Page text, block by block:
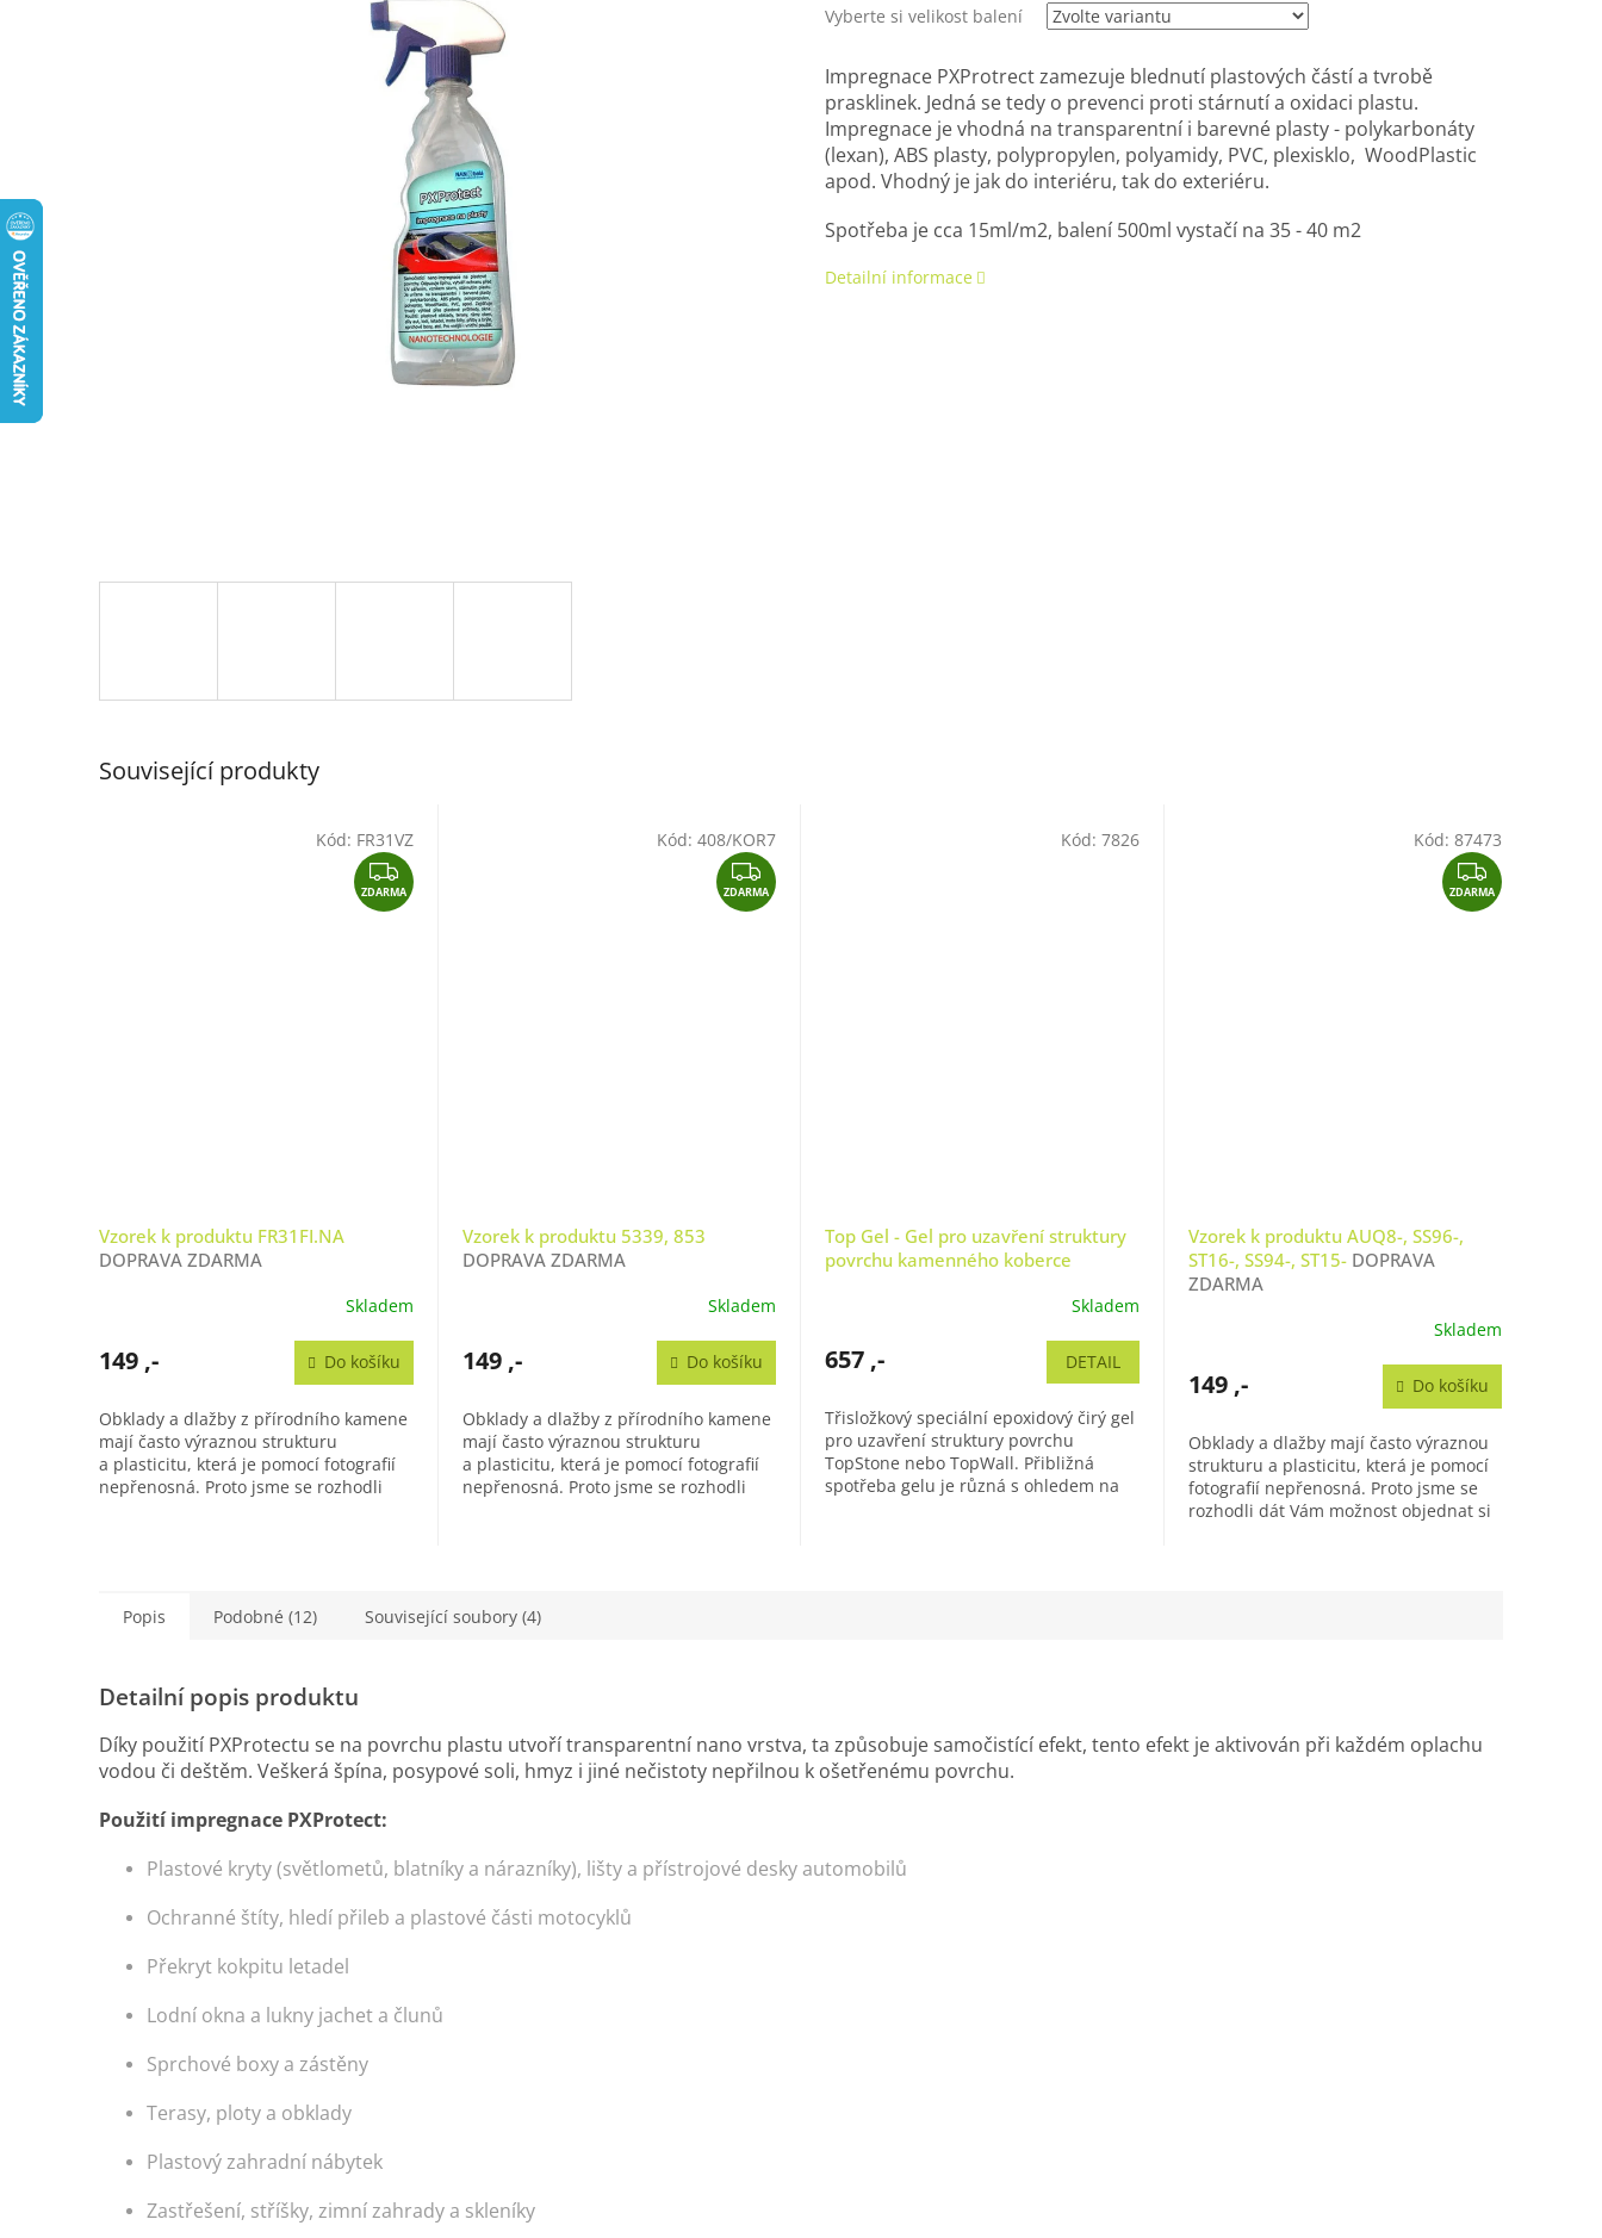
Vyberte si velikost balení
Impregnace PXProtrect zamezuje blednutí plastových částí a tvrobě
prasklinek. Jedná se tedy o prevenci proti stárnutí a oxidaci plastu.
Impregnace je vhodná na transparentní i barevné plasty - polykarbonáty
(lexan), ABS plasty, polypropylen, polyamidy, PVC, plexisklo, WoodPlastic
apod. Vhodný je jak do interiéru, tak do exteriéru.
Spotřeba je cca 15ml/m2, balení 500ml vystačí na 35 - 40 m2
Detailní informace
Související produkty
Z
D
ZDARMA
Vzorek k produktu FR31FI.NA
DOPRAVA ZDARMA
Skladem
149 ,- Do košíku
Obklady a dlažby z přírodního kamene
mají často výraznou strukturu
a plasticitu, která je pomocí fotografií
nepřenosná. Proto jsme se rozhodli
Kód: FR31VZ
Z
D
ZDARMA
Vzorek k produktu 5339, 853
DOPRAVA ZDARMA
Skladem
149 ,- Do košíku
Obklady a dlažby z přírodního kamene
mají často výraznou strukturu
a plasticitu, která je pomocí fotografií
nepřenosná. Proto jsme se rozhodli
Kód: 408/KOR7
Top Gel - Gel pro uzavření struktury
povrchu kamenného koberce
Skladem
657 ,- DETAIL
Třisložkový speciální epoxidový čirý gel
pro uzavření struktury povrchu
TopStone nebo TopWall. Přibližná
spotřeba gelu je různá s ohledem na
Kód: 7826
Z
D
ZDARMA
Vzorek k produktu AUQ8-, SS96-,
ST16-, SS94-, ST15- DOPRAVA
ZDARMA
Skladem
149 ,- Do košíku
Obklady a dlažby mají často výraznou
strukturu a plasticitu, která je pomocí
fotografií nepřenosná. Proto jsme se
rozhodli dát Vám možnost objednat si
Kód: 87473
Popis Podobné (12) Související soubory (4)
Detailní popis produktu
Díky použití PXProtectu se na povrchu plastu utvoří transparentní nano vrstva, ta způsobuje samočistící efekt, tento efekt je aktivován při každém oplachu
vodou či deštěm. Veškerá špína, posypové soli, hmyz i jiné nečistoty nepřilnou k ošetřenému povrchu.
Použití impregnace PXProtect:
Plastové kryty (světlometů, blatníky a nárazníky), lišty a přístrojové deskyautomobilů
Ochranné štíty, hledí přileb a plastové části motocyklů
Překryt kokpitu letadel
Lodní okna a lukny jacheta člunů
Sprchové boxya zástěny
Terasy, ploty a obklady
Plastovýzahradní nábytek
Zastřešení, stříšky, zimní zahrady a skleníky